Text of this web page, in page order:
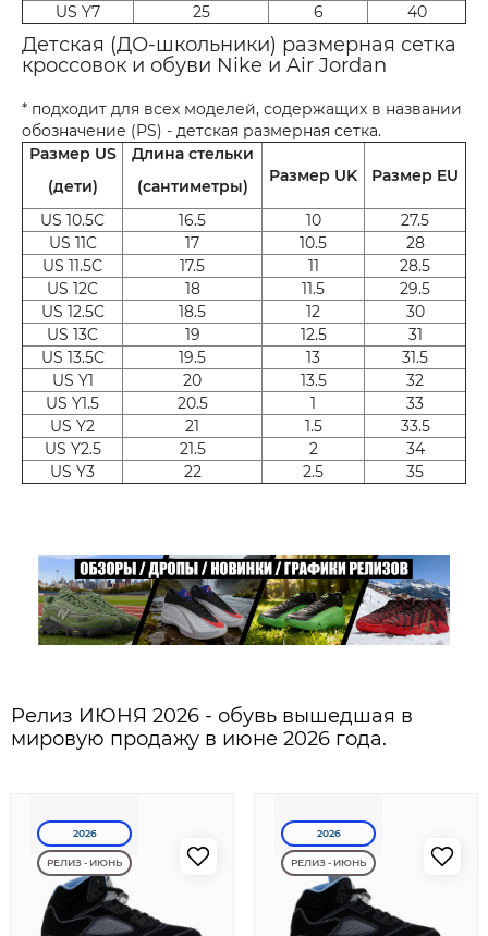
US Y7 25 6 40
Детская (ДО-школьники) размерная сетка
кроссовок и обуви Nike и Air Jordan
* подходит для всех моделей, содержащих в названии
обозначение (PS) - детская размерная сетка.
Размер US
(дети)
Длина стельки
(сантиметры)
Размер UK Размер EU
US 10.5C 16.5 10
27.5
US 11C
17 10.5
28
US 11.5C
17.5 11
28.5
US 12C
18 11.5
29.5
US 12.5C
18.5 12
30
US 13C
19 12.5
31
US 13.5C
19.5 13
31.5
US Y1
20 13.5
32
US Y1.5
20.5 1
33
US Y2
21 1.5
33.5
US Y2.5
21.5 2
34
US Y3
22 2.5 35
Релиз ИЮНЯ 2026 - обувь вышедшая в
мировую продажу в июне 2026 года.
2026
РЕЛИЗ - ИЮНЬ
2026
РЕЛИЗ - ИЮНЬ